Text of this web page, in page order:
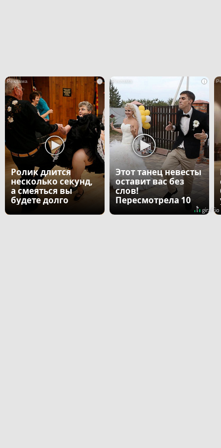
i
Ролик длится
несколько секунд,
а смеяться вы
будете долго
i
Этот танец невесты
оставит вас без
слов!
Пересмотрела 10